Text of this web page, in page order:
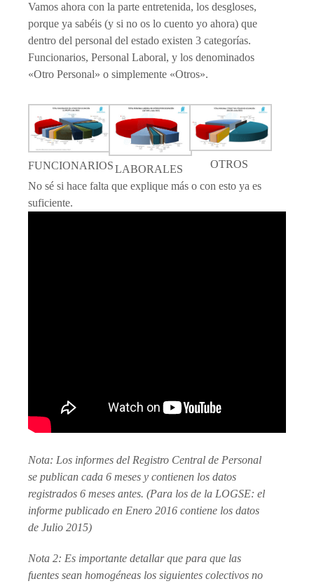
Vamos ahora con la parte entretenida, los desgloses,
porque ya sabéis (y si no os lo cuento yo ahora) que
dentro del personal del estado existen 3 categorías.
Funcionarios, Personal Laboral, y los denominados
«Otro Personal» o simplemente «Otros».
FUNCIONARIOSLABORALES
OTROS
No sé si hace falta que explique más o con esto ya es
suficiente.
Nota: Los informes del Registro Central de Personal
se publican cada 6 meses y contienen los datos
registrados 6 meses antes. (Para los de la LOGSE: el
informe publicado en Enero 2016 contiene los datos
de Julio 2015)
Nota 2: Es importante detallar que para que las
fuentes sean homogéneas los siguientes colectivos no